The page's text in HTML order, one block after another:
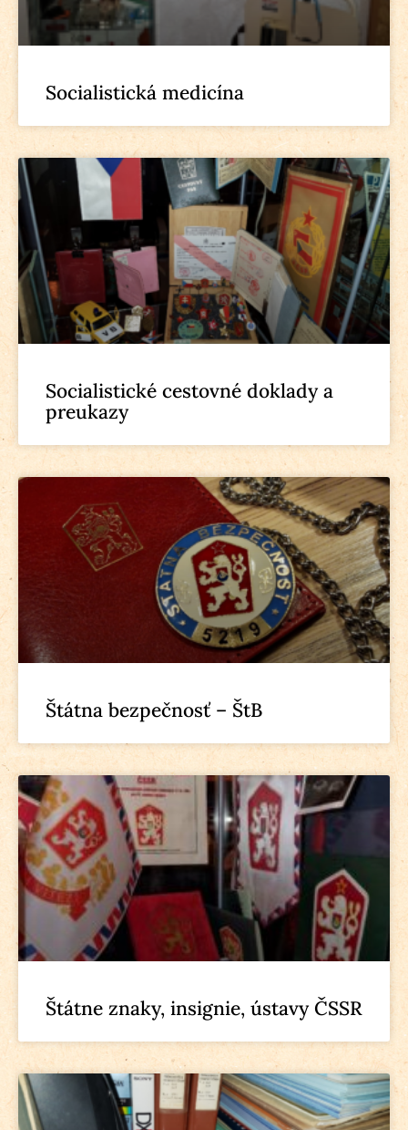
Socialistická medicína
Socialistické cestovné doklady a
preukazy
Štátna bezpečnosť – ŠtB
Štátne znaky, insignie, ústavy ČSSR